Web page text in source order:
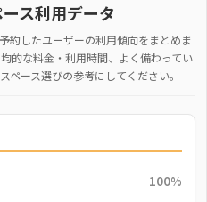
ス利用データ
約したユーザーの利用傾向をまとめま
的な料金・利用時間、よく備わってい
ペース選びの参考にしてください。
100%